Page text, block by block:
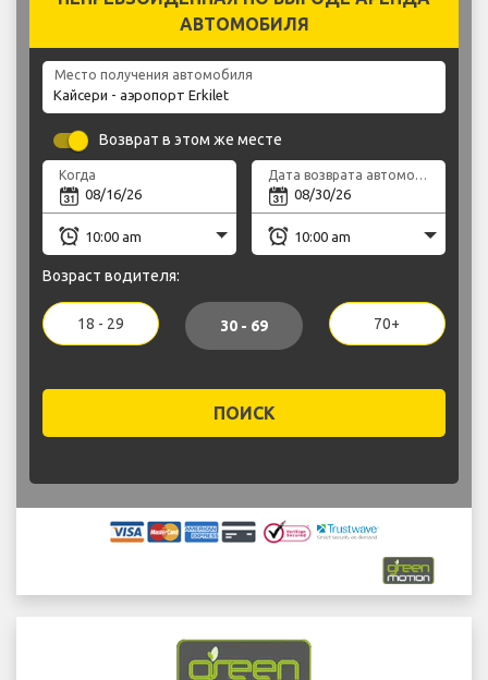
АВТОМОБИЛЯ
Место получения автомобиля
Возврат в этом же месте
Когда Дата возврата автомобиля
Возраст водителя:
18 - 29 30 - 69 70+
ПОИСК